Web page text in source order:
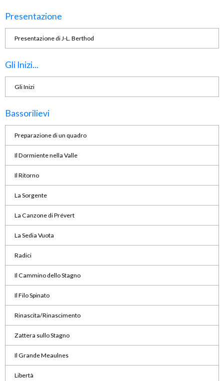
Presentazione
Presentazione di J-L. Berthod
Gli Inizi...
Gli Inizi
Bassorilievi
Preparazione di un quadro
Il Dormiente nella Valle
Il Ritorno
La Sorgente
La Canzone di Prévert
La Sedia Vuota
Radici
Il Cammino dello Stagno
Il Filo Spinato
Rinascita/Rinascimento
Zattera sullo Stagno
Il Grande Meaulnes
Libertà